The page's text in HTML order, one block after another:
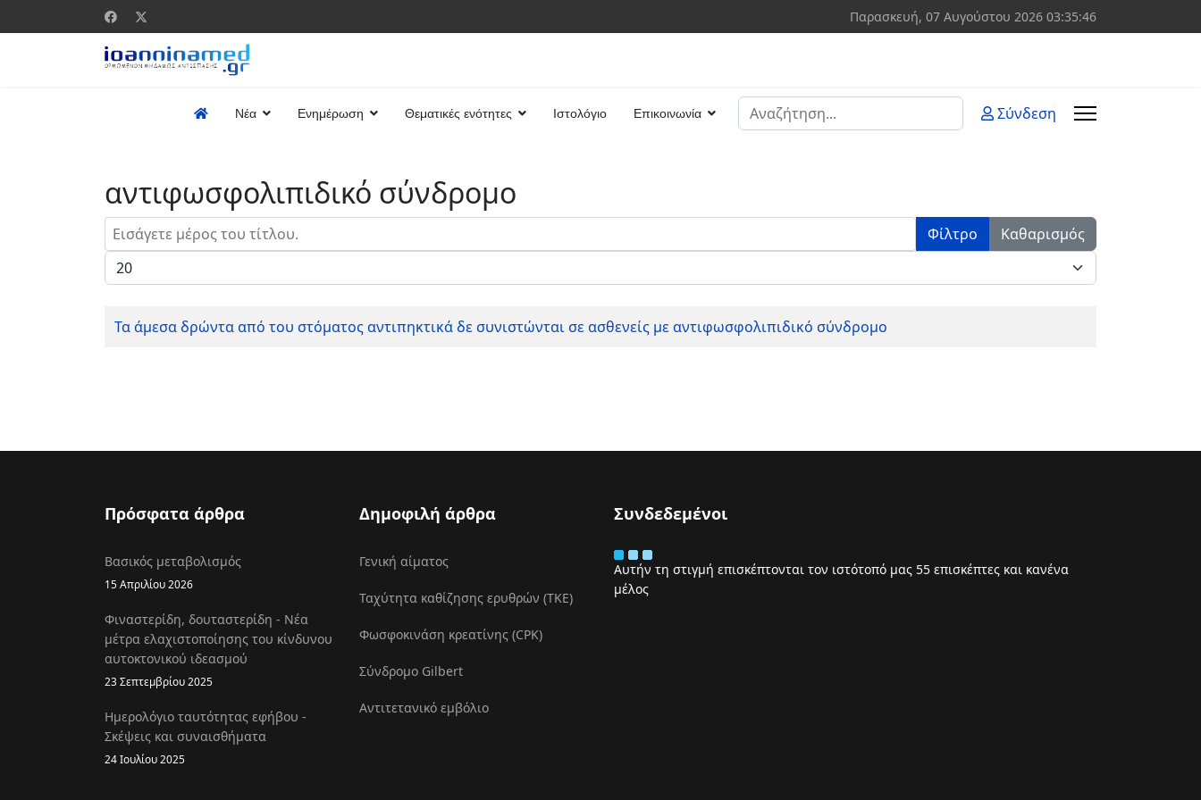
Παρασκευή, 07 Αυγούστου 2026 03:35:46
Νέα Ενημέρωση Θεματικές ενότητες Ιστολόγιο Επικοινωνία
Αναζήτηση
Σύνδεση
αντιφωσφολιπιδικό σύνδρομο
Εισάγετε μέρος του τίτλου. Φίλτρο
Καθαρισμός
Εμφάνιση #
Τα άμεσα δρώντα από του στόματος αντιπηκτικά δε συνιστώνται σε ασθενείς με αντιφωσφολιπιδικό σύνδρομο
Πρόσφατα άρθρα
Βασικός μεταβολισμός
15 Απριλίου 2026
Φιναστερίδη, δουταστερίδη - Νέα
μέτρα ελαχιστοποίησης του κίνδυνου
αυτοκτονικού ιδεασμού
23 Σεπτεμβρίου 2025
Ημερολόγιο ταυτότητας εφήβου -
Σκέψεις και συναισθήματα
24 Ιουλίου 2025
Δημοφιλή άρθρα
Γενική αίματος
Ταχύτητα καθίζησης ερυθρών (ΤΚΕ)
Φωσφοκινάση κρεατίνης (CPK)
Σύνδρομο Gilbert
Αντιτετανικό εμβόλιο
Συνδεδεμένοι
Αυτήν τη στιγμή επισκέπτονται τον ιστότοπό μας 55 επισκέπτες και κανένα
μέλος